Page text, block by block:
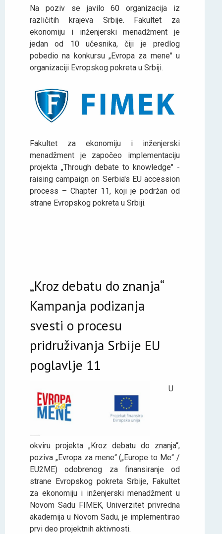
Na poziv se javilo 60 organizacija iz
različitih krajeva Srbije. Fakultet za
ekonomiju i inženjerski menadžment je
jedan od 10 učesnika, čiji je predlog
pobedio na konkursu „Evropa za mene" u
organizaciji Evropskog pokreta u Srbiji.
Fakultet za ekonomiju i inženjerski
menadžment je započeo implementaciju
projekta „Through debate to knowledge" -
raising campaign on Serbia's EU accession
process – Chapter 11, koji je podržan od
strane Evropskog pokreta u Srbiji.
„Kroz debatu do znanja“
Kampanja podizanja
svesti o procesu
pridruživanja Srbije EU
poglavlje 11
U
okviru projekta „Kroz debatu do znanja“,
poziva „Evropa za mene“ („Europe to Me“ /
EU2ME) odobrenog za finansiranje od
strane Evropskog pokreta Srbije, Fakultet
za ekonomiju i inženjerski menadžment u
Novom Sadu FIMEK, Univerzitet privredna
akademija u Novom Sadu, je implementirao
prvi deo projektnih aktivnosti.